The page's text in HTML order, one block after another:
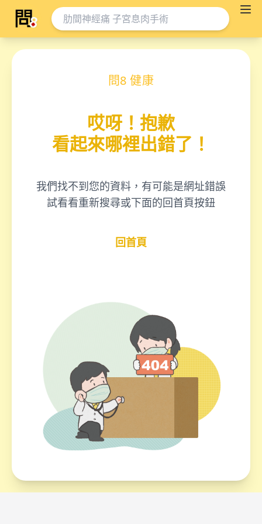
問8 健康
哎呀！抱歉
看起來哪裡出錯了！
我們找不到您的資料，有可能是網址錯誤
試看看重新搜尋或下面的回首頁按鈕
回首頁